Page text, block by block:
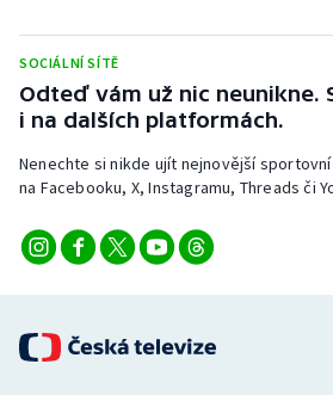
Stolní tenis
Triatlon
Veslování
Volejbal
Ostatní
SOCIÁLNÍ SÍTĚ
Odteď vám už nic neunikne.
i na dalších platformách.
Nenechte si nikde ujít nejnovější
na Facebooku, X, Instagramu, Threads či